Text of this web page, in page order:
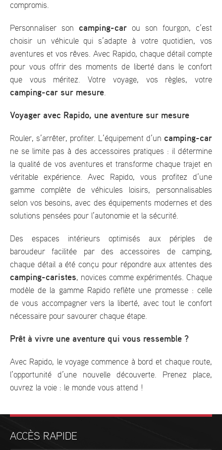
compromis.
Personnaliser son camping-car ou son fourgon, c’est
choisir un véhicule qui s’adapte à votre quotidien, vos
aventures et vos rêves. Avec Rapido, chaque détail compte
pour vous offrir des moments de liberté dans le confort
que vous méritez. Votre voyage, vos règles, votre
camping-car sur mesure
Voyager avec Rapido, une aventure sur mesure
Rouler, s’arrêter, profiter. L’équipement d’un camping-car
ne se limite pas à des accessoires pratiques : il détermine
la qualité de vos aventures et transforme chaque trajet en
véritable expérience. Avec Rapido, vous profitez d’une
gamme complète de véhicules loisirs, personnalisables
selon vos besoins, avec des équipements modernes et des
solutions pensées pour l’autonomie et la sécurité.
Des espaces intérieurs optimisés aux périples de
baroudeur facilitée par des accessoires de camping,
chaque détail a été conçu pour répondre aux attentes des
camping-caristes, novices comme expérimentés. Chaque
modèle de la gamme Rapido reflète une promesse : celle
de vous accompagner vers la liberté, avec tout le confort
nécessaire pour savourer chaque étape.
Prêt à vivre une aventure qui vous ressemble ?
Avec Rapido, le voyage commence à bord et chaque route,
l’opportunité d’une nouvelle découverte. Prenez place,
ouvrez la voie : le monde vous attend !
ACCÈS RAPIDE